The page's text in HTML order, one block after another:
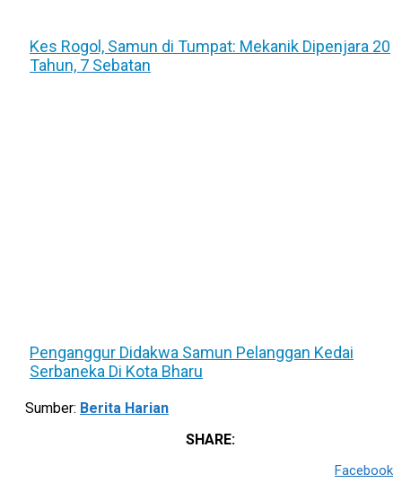
Kes Rogol, Samun di Tumpat: Mekanik Dipenjara 20
Tahun, 7 Sebatan
Penganggur Didakwa Samun Pelanggan Kedai
Serbaneka Di Kota Bharu
Sumber: Berita Harian
SHARE:
Facebook